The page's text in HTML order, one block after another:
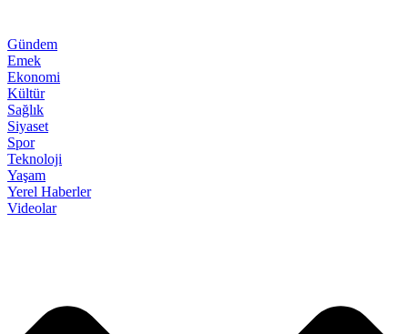
Gündem
Emek
Ekonomi
Kültür
Sağlık
Siyaset
Spor
Teknoloji
Yaşam
Yerel Haberler
Videolar